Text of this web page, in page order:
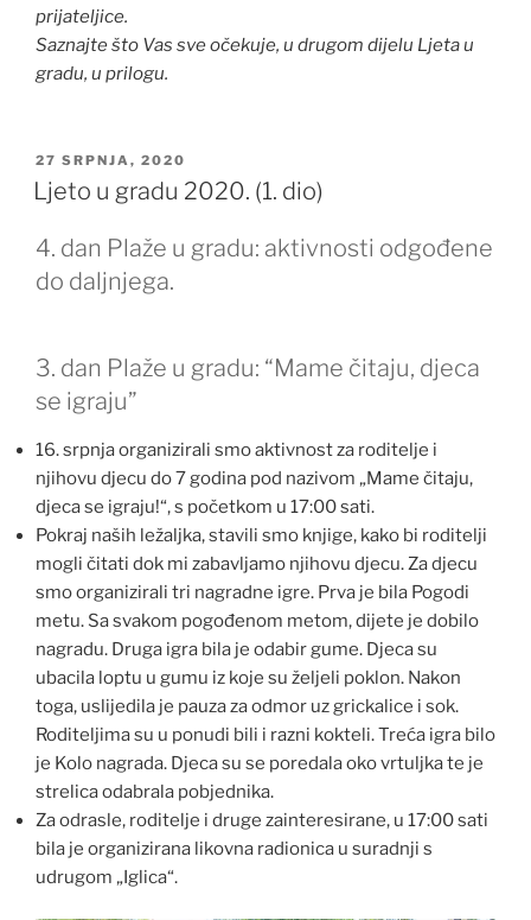
prijateljice.
Saznajte što Vas sve očekuje, u drugom dijelu Ljeta u
gradu, u prilogu.
OBJAVLJENO
27 SRPNJA, 2020
Ljeto u gradu 2020. (1. dio)
4. dan Plaže u gradu: aktivnosti odgođene
do daljnjega.
3. dan Plaže u gradu: “Mame čitaju, djeca
se igraju”
16. srpnja organizirali smo aktivnost za roditelje i
njihovu djecu do 7 godina pod nazivom „Mame čitaju,
djeca se igraju!“, s početkom u 17:00 sati.
Pokraj naših ležaljka, stavili smo knjige, kako bi roditelji
mogli čitati dok mi zabavljamo njihovu djecu. Za djecu
smo organizirali tri nagradne igre. Prva je bila Pogodi
metu. Sa svakom pogođenom metom, dijete je dobilo
nagradu. Druga igra bila je odabir gume. Djeca su
ubacila loptu u gumu iz koje su željeli poklon. Nakon
toga, uslijedila je pauza za odmor uz grickalice i sok.
Roditeljima su u ponudi bili i razni kokteli. Treća igra bilo
je Kolo nagrada. Djeca su se poredala oko vrtuljka te je
strelica odabrala pobjednika.
Za odrasle, roditelje i druge zainteresirane, u 17:00 sati
bila je organizirana likovna radionica u suradnji s
udrugom „Iglica“.